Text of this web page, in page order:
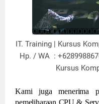
IT. Training | Kursus
Hp. / WA :
Kursus
Kami juga menerima
pemeliharaan CPU &